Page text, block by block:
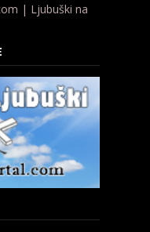
| Ljubuški na